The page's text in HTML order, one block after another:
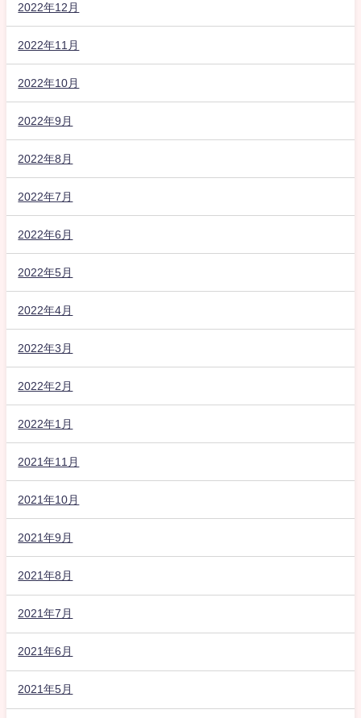
2022年12月
2022年11月
2022年10月
2022年9月
2022年8月
2022年7月
2022年6月
2022年5月
2022年4月
2022年3月
2022年2月
2022年1月
2021年11月
2021年10月
2021年9月
2021年8月
2021年7月
2021年6月
2021年5月